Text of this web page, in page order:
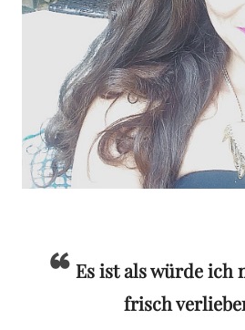
Es ist als würde ich
frisch